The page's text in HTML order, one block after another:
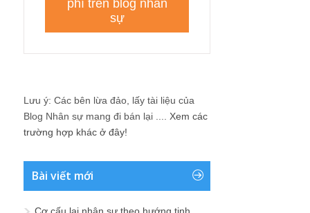
Lưu ý: Các bên lừa đảo, lấy tài liệu của
Blog Nhân sự mang đi bán lại .... Xem các
trường hợp khác ở đây!
Bài viết mới